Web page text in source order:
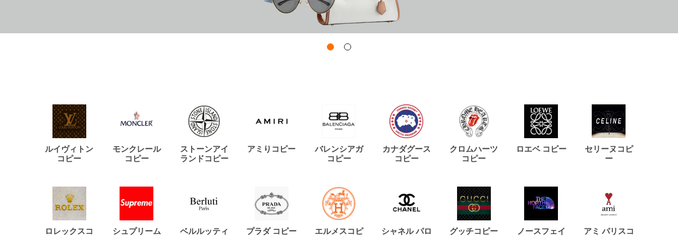
ルイヴィトン
コピー
モンクレール
コピー
ストーンアイ
ランドコピー
アミりコピー
バレンシアガ
コピー
カナダグース
コピー
クロムハーツ
コピー
ロエベ コピー
セリーヌコピ
ー
ロレックスコ
シュプリーム
ベルルッティ
プラダ コピー
エルメスコピ
シャネル パロ
グッチコピー
ノースフェイ
アミ パリスコ